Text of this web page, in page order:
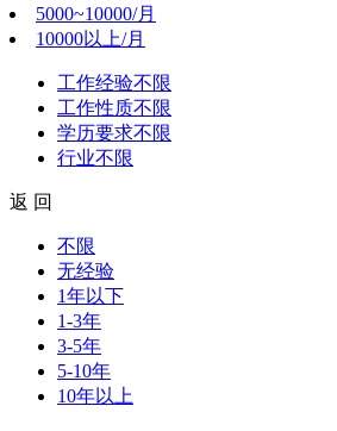
5000~10000/月
10000以上/月
工作经验不限
工作性质不限
学历要求不限
行业不限
返 回
不限
无经验
1年以下
1-3年
3-5年
5-10年
10年以上